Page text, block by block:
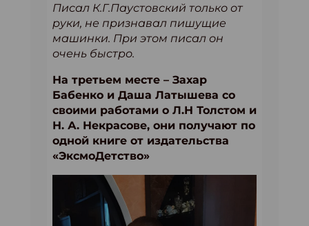
Писал К.Г.Паустовский только от
руки, не признавал пишущие
машинки. При этом писал он
очень быстро.
На третьем месте – Захар
Бабенко и Даша Латышева со
своими работами о Л.Н Толстом и
Н. А. Некрасове, они получают по
одной книге от издательства
«ЭксмоДетство»